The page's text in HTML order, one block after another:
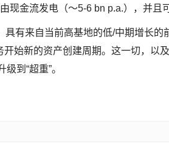
现金流发电（〜5-6 bn p.a.），并且
有来自当前高基地的低/中期增长的
始新的资产创建周期。这一切，以
到“超重”。